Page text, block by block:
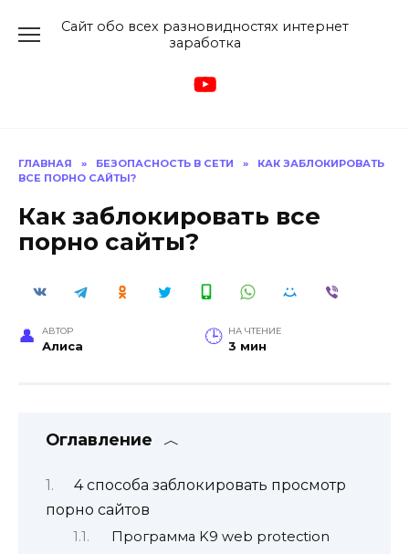
Сайт обо всех разновидностях интернет
заработка
ГЛАВНАЯ » БЕЗОПАСНОСТЬ В СЕТИ »
КАК ЗАБЛОКИРОВАТЬ
ВСЕ ПОРНО САЙТЫ?
Как заблокировать все
порно сайты?
АВТОР
Алиса
НА ЧТЕНИЕ
3 мин
Оглавление
4 способа заблокировать просмотр
порно сайтов
Программа K9 web protection